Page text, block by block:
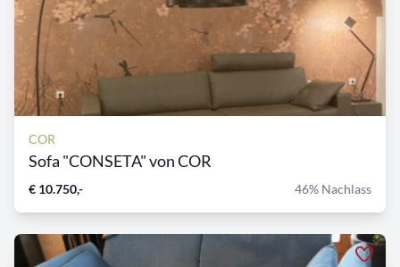
COR
Sofa "CONSETA" von COR
€ 10.750,- 46% Nachlass